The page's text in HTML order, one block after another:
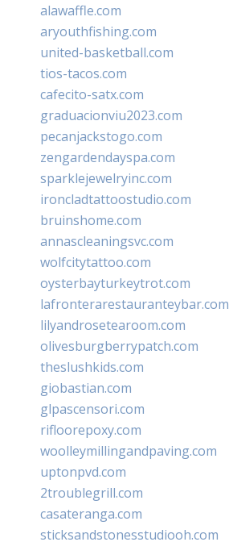
alawaffle.com
aryouthfishing.com
united-basketball.com
tios-tacos.com
cafecito-satx.com
graduacionviu2023.com
pecanjackstogo.com
zengardendayspa.com
sparklejewelryinc.com
ironcladtattoostudio.com
bruinshome.com
annascleaningsvc.com
wolfcitytattoo.com
oysterbayturkeytrot.com
lafronterarestauranteybar.com
lilyandrosetearoom.com
olivesburgberrypatch.com
theslushkids.com
giobastian.com
glpascensori.com
rifloorepoxy.com
woolleymillingandpaving.com
uptonpvd.com
2troublegrill.com
casateranga.com
sticksandstonesstudiooh.com